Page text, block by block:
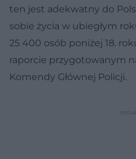
ten jest adekwatny do
sobie życia w ubiegłym
25 400 osób poniżej 18.
raporcie przygotowanym
Komendy Głównej Policji.